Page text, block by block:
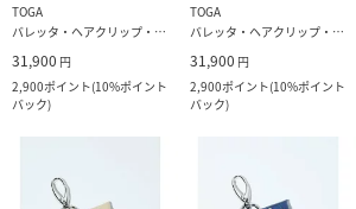
TOGA
バレッタ・ヘアクリップ・ヘアピン
31,900 円
2,900ポイント(10%ポイント
バック)
TOGA
バレッタ・ヘアクリップ・ヘアピン
31,900 円
2,900ポイント(10%ポイント
バック)